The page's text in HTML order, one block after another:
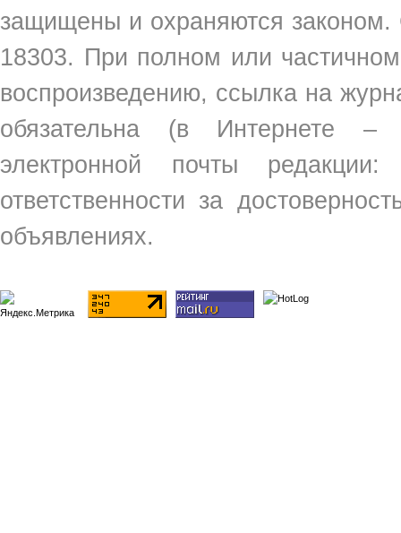
защищены и охраняются
18303. При полном или
воспроизведению, ссылка на
обязательна (в Интернете
электронной почты
ответственности за
объявлениях.